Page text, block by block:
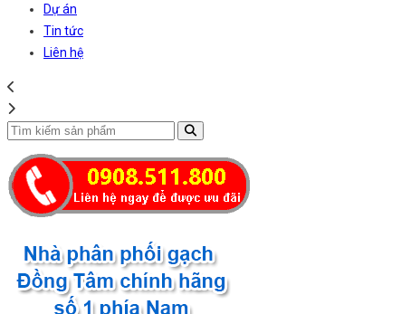
Dự án
Tin tức
Liên hệ